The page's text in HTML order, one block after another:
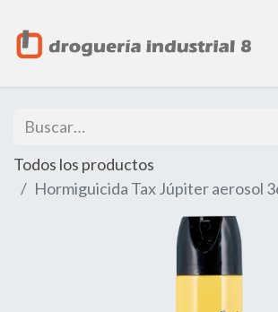
Todos los productos
Hormiguicida Tax Júpiter aerosol